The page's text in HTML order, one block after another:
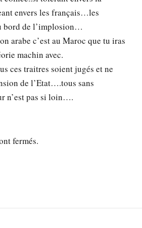
envers les français…les
bord de l’implosion…
arabe c’est au Maroc que tu iras
machin avec.
ces traitres soient jugés et ne
de l’Etat….tous sans
n’est pas si loin….
fermés.